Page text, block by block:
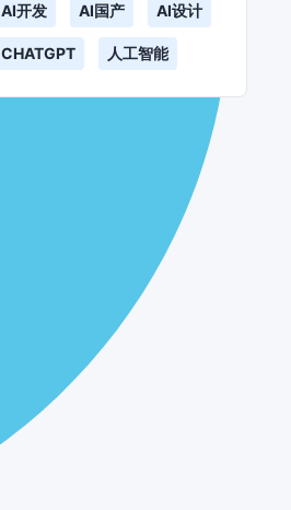
AI开发 AI国产 AI设计
CHATGPT 人工智能